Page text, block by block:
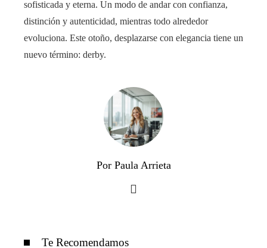
sofisticada y eterna. Un modo de andar con confianza,
distinción y autenticidad, mientras todo alrededor
evoluciona. Este otoño, desplazarse con elegancia tiene un
nuevo término: derby.
Por Paula Arrieta
Te Recomendamos